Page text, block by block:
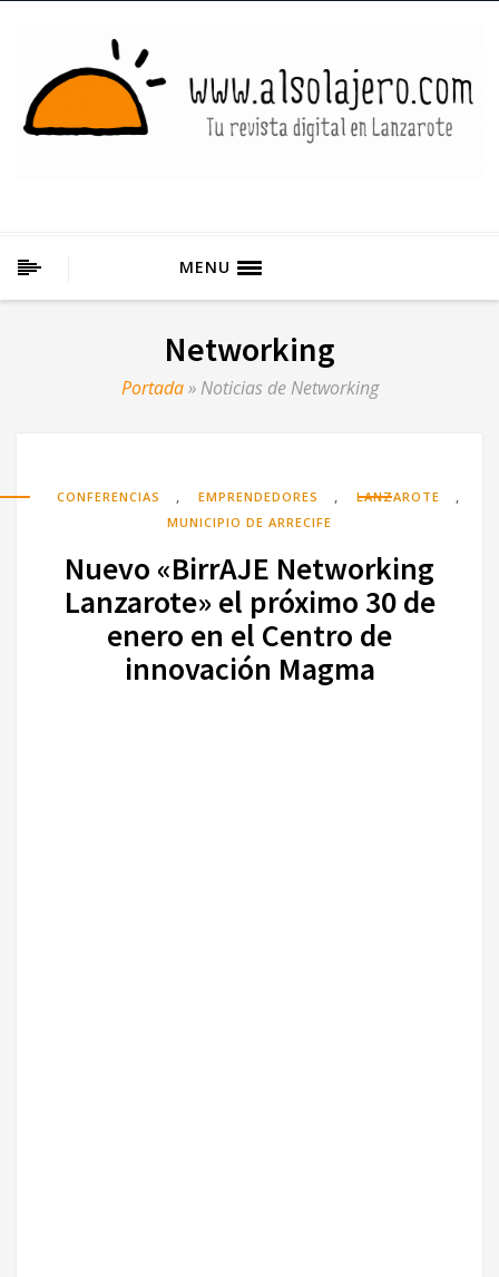
MENU
Networking
Portada» Noticias de Networking
CONFERENCIAS , EMPRENDEDORES , LANZAROTE ,
MUNICIPIO DE ARRECIFE
Nuevo «BirrAJE Networking
Lanzarote» el próximo 30 de
enero en el Centro de
innovación Magma